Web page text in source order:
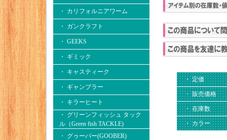
・ カリフォルニアワーム
・ ガンクラフト
・ GEEKS
・ ギミック
・ キャスティーク
・ ギャンブラー
・ キラーヒート
・ グリーンフィッシュ タック
ル（Green fish TACKLE)
・ グゥーバー(GOOBER)
・ 定価
・ 販売価格
・ 在庫数
・ カラー